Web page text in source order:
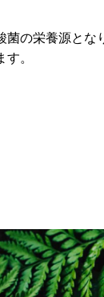
の栄養源とな
。